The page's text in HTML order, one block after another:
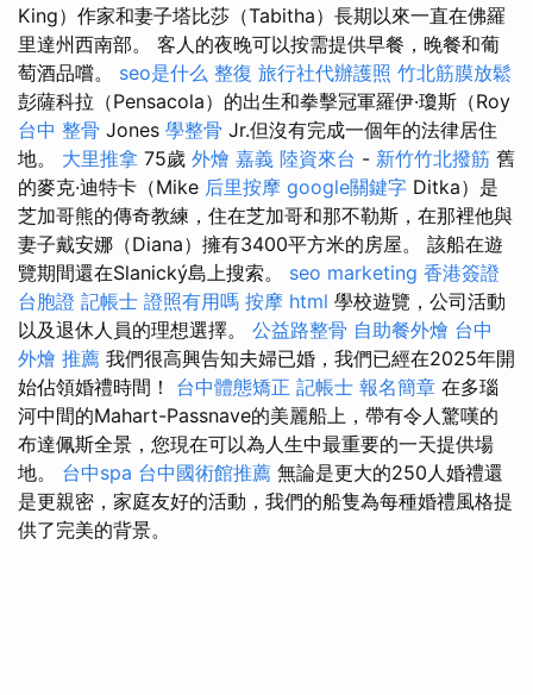
King）作家和妻子塔比莎（Tabitha）長期以來一直在佛羅
里達州西南部。 客人的夜晚可以按需提供早餐，晚餐和葡
萄酒品嚐。 seo是什么 整復 旅行社代辦護照 竹北筋膜放鬆
彭薩科拉（Pensacola）的出生和拳擊冠軍羅伊·瓊斯（Roy
台中 整骨 Jones 學整骨 Jr.但沒有完成一個年的法律居住
地。 大里推拿 75歲 外燴 嘉義 陸資來台 - 新竹竹北撥筋 舊
的麥克·迪特卡（Mike 后里按摩 google關鍵字 Ditka）是
芝加哥熊的傳奇教練，住在芝加哥和那不勒斯，在那裡他與
妻子戴安娜（Diana）擁有3400平方米的房屋。 該船在遊
覽期間還在Slanický島上搜索。 seo marketing 香港簽證
台胞證 記帳士 證照有用嗎 按摩 html 學校遊覽，公司活動
以及退休人員的理想選擇。 公益路整骨 自助餐外燴 台中
外燴 推薦 我們很高興告知夫婦已婚，我們已經在2025年開
始佔領婚禮時間！ 台中體態矯正 記帳士 報名簡章 在多瑙
河中間的Mahart-Passnave的美麗船上，帶有令人驚嘆的
布達佩斯全景，您現在可以為人生中最重要的一天提供場
地。 台中spa 台中國術館推薦 無論是更大的250人婚禮還
是更親密，家庭友好的活動，我們的船隻為每種婚禮風格提
供了完美的背景。